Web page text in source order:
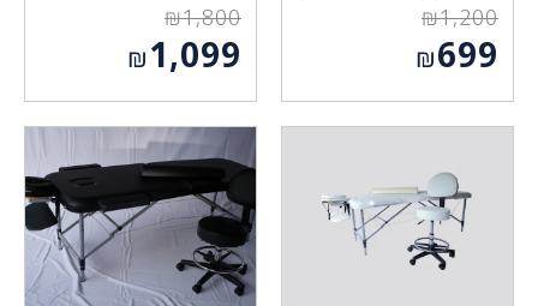
₪1,200
המחיר
המקורי
היה:
₪1,200.
₪699
הנוכחי
₪699.
₪1,800
המחיר
המקורי
היה:
₪1,800.
₪1,099
הנוכחי
הוא:
₪1,099.